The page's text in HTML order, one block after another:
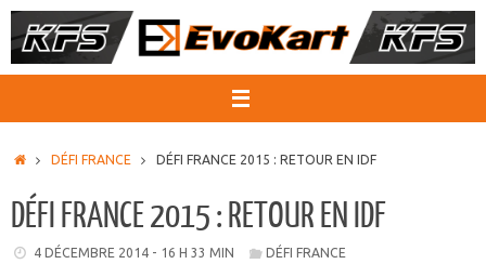
Passer
au
ACCUEIL
DÉFI FRANCE DÉFI FRANCE 2015 : RETOUR EN IDF
DÉFI FRANCE 2015 : RETOUR EN IDF
4 DÉCEMBRE 2014 - 16 H 33 MIN DÉFI FRANCE